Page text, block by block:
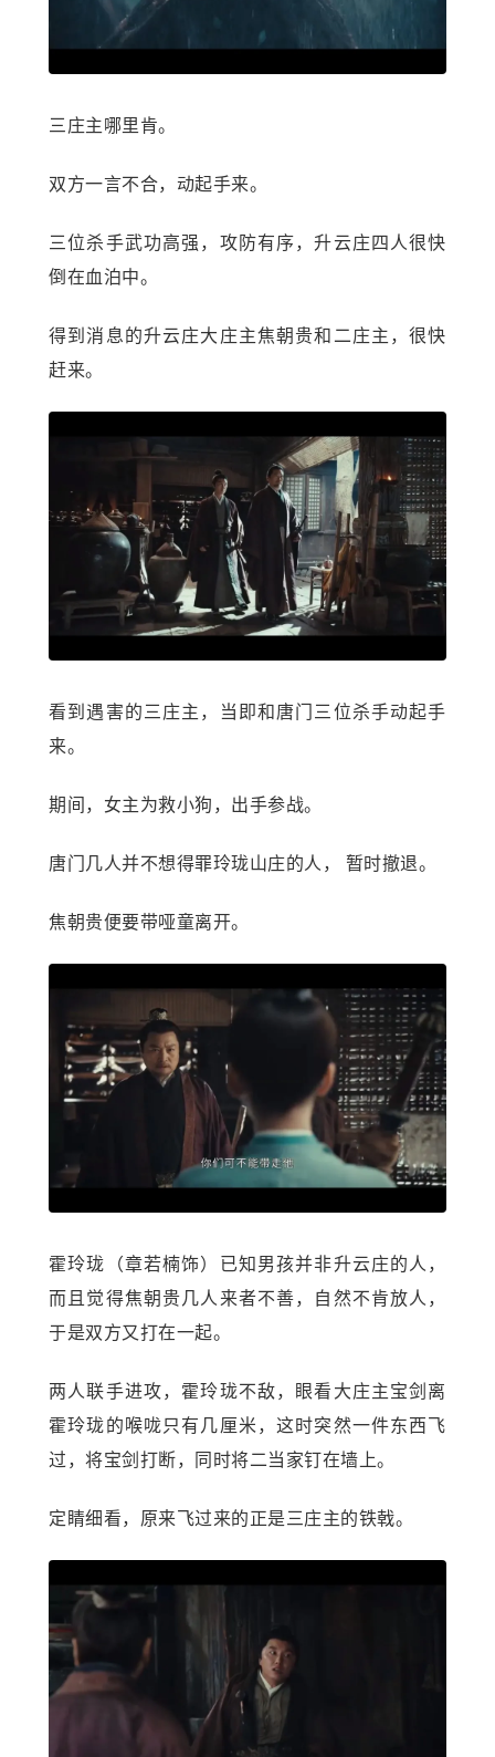
三庄主哪里肯。
双方一言不合，动起手来。
三位杀手武功高强，攻防有序，升云庄四人很快
倒在血泊中。
得到消息的升云庄大庄主焦朝贵和二庄主，很快
赶来。
看到遇害的三庄主，当即和唐门三位杀手动起手
来。
期间，女主为救小狗，出手参战。
唐门几人并不想得罪玲珑山庄的人， 暂时撤退。
焦朝贵便要带哑童离开。
霍玲珑（章若楠饰）已知男孩并非升云庄的人，
而且觉得焦朝贵几人来者不善，自然不肯放人，
于是双方又打在一起。
两人联手进攻，霍玲珑不敌，眼看大庄主宝剑离
霍玲珑的喉咙只有几厘米，这时突然一件东西飞
过，将宝剑打断，同时将二当家钉在墙上。
定睛细看，原来飞过来的正是三庄主的铁戟。